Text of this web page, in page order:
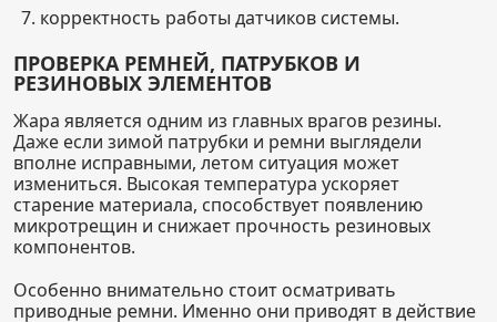
корректность работы датчиков системы.
ПРОВЕРКА РЕМНЕЙ, ПАТРУБКОВ И
РЕЗИНОВЫХ ЭЛЕМЕНТОВ
Жара является одним из главных врагов резины.
Даже если зимой патрубки и ремни выглядели
вполне исправными, летом ситуация может
измениться. Высокая температура ускоряет
старение материала, способствует появлению
микротрещин и снижает прочность резиновых
компонентов.
Особенно внимательно стоит осматривать
приводные ремни. Именно они приводят в действие